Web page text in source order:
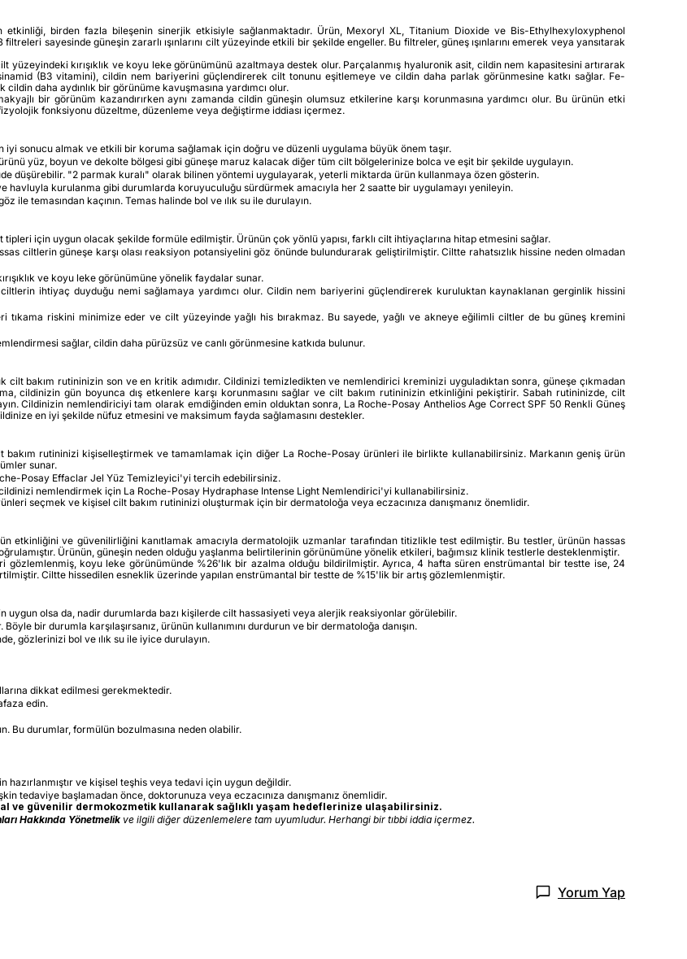
birden fazla bileşenin sinerjik etkisiyle sağlanmaktadır. Ürün, Mexoryl XL, Titanium Dioxide ve Bis-Ethylhexyloxyphenol
sayesinde güneşin zararlı ışınlarını cilt yüzeyinde etkili bir şekilde engeller. Bu filtreler, güneş ışınlarını emerek veya yansıtarak
kırışıklık ve koyu leke görünümünü azaltmaya destek olur. Parçalanmış hyaluronik asit, cildin nem kapasitesini artırarak
(B3 vitamini), cildin nem bariyerini güçlendirerek cilt tonunu eşitlemeye ve cildin daha parlak görünmesine katkı sağlar. Fe-
daha aydınlık bir görünüme kavuşmasına yardımcı olur.
bir görünüm kazandırırken aynı zamanda cildin güneşin olumsuz etkilerine karşı korunmasına yardımcı olur. Bu ürünün etki
fonksiyonu düzeltme, düzenleme veya değiştirme iddiası içermez.
sonucu almak ve etkili bir koruma sağlamak için doğru ve düzenli uygulama büyük önem taşır.
yüz, boyun ve dekolte bölgesi gibi güneşe maruz kalacak diğer tüm cilt bölgelerinize bolca ve eşit bir şekilde uygulayın.
düşürebilir. "2 parmak kuralı" olarak bilinen yöntemi uygulayarak, yeterli miktarda ürün kullanmaya özen gösterin.
havluyla kurulanma gibi durumlarda koruyuculuğu sürdürmek amacıyla her 2 saatte bir uygulamayı yenileyin.
temasından kaçının. Temas halinde bol ve ılık su ile durulayın.
için uygun olacak şekilde formüle edilmiştir. Ürünün çok yönlü yapısı, farklı cilt ihtiyaçlarına hitap etmesini sağlar.
ciltlerin güneşe karşı olası reaksiyon potansiyelini göz önünde bulundurarak geliştirilmiştir. Ciltte rahatsızlık hissine neden olmadan
ve koyu leke görünümüne yönelik faydalar sunar.
ihtiyaç duyduğu nemi sağlamaya yardımcı olur. Cildin nem bariyerini güçlendirerek kuruluktan kaynaklanan gerginlik hissini
tıkama riskini minimize eder ve cilt yüzeyinde yağlı his bırakmaz. Bu sayede, yağlı ve akneye eğilimli ciltler de bu güneş kremini
sağlar, cildin daha pürüzsüz ve canlı görünmesine katkıda bulunur.
bakım rutininizin son ve en kritik adımıdır. Cildinizi temizledikten ve nemlendirici kreminizi uyguladıktan sonra, güneşe çıkmadan
cildinizin gün boyunca dış etkenlere karşı korunmasını sağlar ve cilt bakım rutininizin etkinliğini pekiştirir. Sabah rutininizde, cilt
Cildinizin nemlendiriciyi tam olarak emdiğinden emin olduktan sonra, La Roche-Posay Anthelios Age Correct SPF 50 Renkli Güneş
en iyi şekilde nüfuz etmesini ve maksimum fayda sağlamasını destekler.
rutininizi kişiselleştirmek ve tamamlamak için diğer La Roche-Posay ürünleri ile birlikte kullanabilirsiniz. Markanın geniş ürün
sunar.
Posay Effaclar Jel Yüz Temizleyici'yi tercih edebilirsiniz.
nemlendirmek için La Roche-Posay Hydraphase Intense Light Nemlendirici'yi kullanabilirsiniz.
seçmek ve kişisel cilt bakım rutininizi oluşturmak için bir dermatoloğa veya eczacınıza danışmanız önemlidir.
etkinliğini ve güvenilirliğini kanıtlamak amacıyla dermatolojik uzmanlar tarafından titizlikle test edilmiştir. Bu testler, ürünün hassas
Ürünün, güneşin neden olduğu yaşlanma belirtilerinin görünümüne yönelik etkileri, bağımsız klinik testlerle desteklenmiştir.
koyu leke görünümünde %26'lık bir azalma olduğu bildirilmiştir. Ayrıca, 4 hafta süren enstrümantal bir testte ise, 24
Ciltte hissedilen esneklik üzerinde yapılan enstrümantal bir testte de %15'lik bir artış gözlemlenmiştir.
uygun olsa da, nadir durumlarda bazı kişilerde cilt hassasiyeti veya alerjik reaksiyonlar görülebilir.
bir durumla karşılaşırsanız, ürünün kullanımını durdurun ve bir dermatoloğa danışın.
gözlerinizi bol ve ılık su ile iyice durulayın.
dikkat edilmesi gerekmektedir.
edin.
Bu durumlar, formülün bozulmasına neden olabilir.
ve kişisel teşhis veya tedavi için uygun değildir.
tedaviye başlamadan önce, doktorunuza veya eczacınıza danışmanız önemlidir.
ve güvenilir dermokozmetik kullanarak sağlıklı yaşam hedeflerinize ulaşabilirsiniz.
Hakkında Yönetmelik ve ilgili diğer düzenlemelere tam uyumludur. Herhangi bir tıbbi iddia içermez.
Yorum Yap